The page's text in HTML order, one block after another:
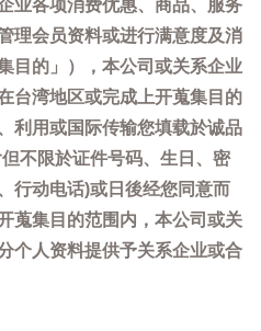
业各项消费优惠、商品、服务
理会员资料或进行满意度及消
目的」），本公司或关系企业
台湾地区或完成上开蒐集目的
利用或国际传输您填载於诚品
不限於证件号码、生日、密
行动电话)或日後经您同意而
蒐集目的范围内，本公司或关
个人资料提供予关系企业或合